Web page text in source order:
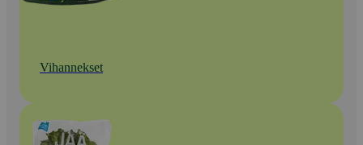
Vihannekset